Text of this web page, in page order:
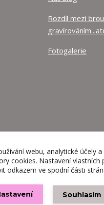
Rozdíl mezi
Fotogalerie
na Eshop-rychle.cz
webu, analytické účely
cookies. Nastavení
odkazem ve spodní části
Souhlasím